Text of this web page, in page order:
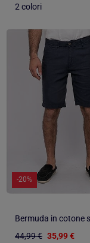
2 colori
-20%
44,99 € 35,99 €